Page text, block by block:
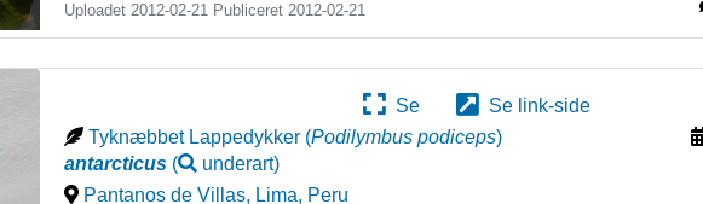
Uploadet 2012-02-21 Publiceret2012-02-21
Se
Se link-side
Tyknæbbet Lappedykker (Podilymbus podiceps)
antarcticus ( underart)
Pantanos de Villas, Lima, Peru